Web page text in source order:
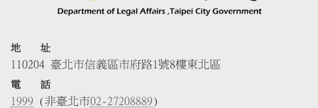
地 址
110204 臺北市信義區市府路1號8樓東北區
電 話
1999 (非臺北市02-27208889)